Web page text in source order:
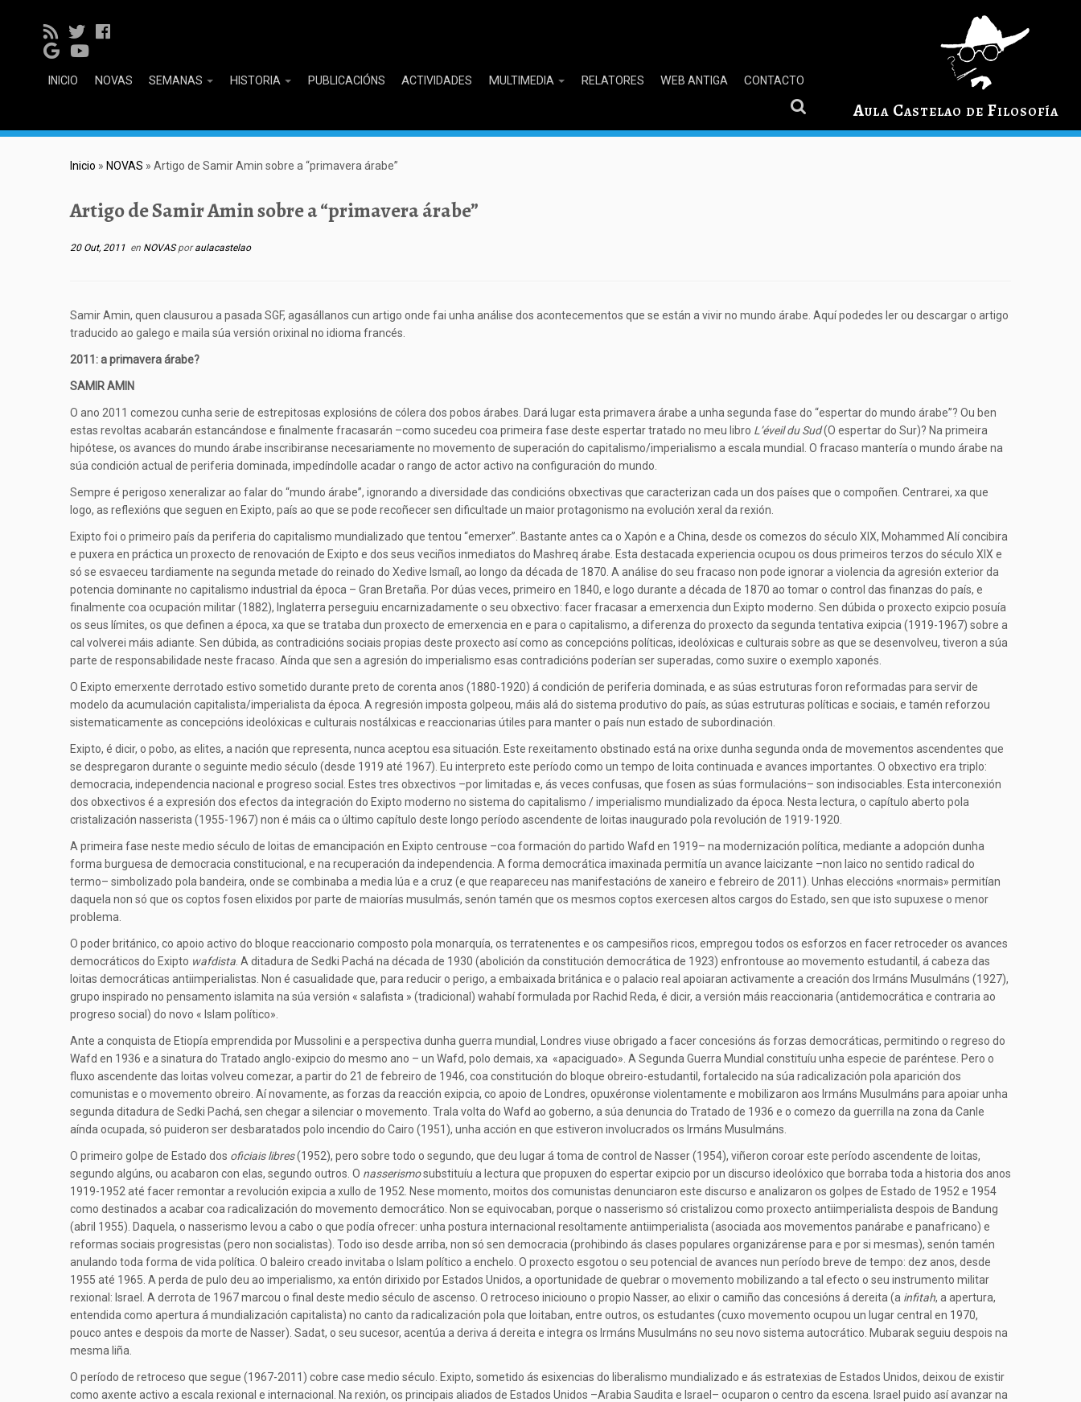
Aula Castelao de Filosofía
INICIO NOVAS SEMANAS HISTORIA PUBLICACIÓNS ACTIVIDADES MULTIMEDIA RELATORES WEB ANTIGA CONTACTO
Inicio » NOVAS » Artigo de Samir Amin sobre a “primavera árabe”
Artigo de Samir Amin sobre a “primavera árabe”
20 Out, 2011 en NOVASporaulacastelao
Samir Amin, quen clausurou a pasada SGF, agasállanos cun artigo onde fai unha análise dos acontecementos que se están a vivir no mundo árabe. Aquí podedes ler ou descargar o artigo
traducido ao galego e maila súa versión orixinal no idioma francés.
2011: a primavera árabe?
SAMIR AMIN
O ano 2011 comezou cunha serie de estrepitosas explosións de cólera dos pobos árabes. Dará lugar esta primavera árabe a unha segunda fase do “espertar do mundo árabe”? Ou ben
estas revoltas acabarán estancándose e finalmente fracasarán –como sucedeu coa primeira fase deste espertar tratado no meu libro L’éveil du Sud(O espertar do Sur)? Na primeira
hipótese, os avances do mundo árabe inscribiranse necesariamente no movemento de superación do capitalismo/imperialismo a escala mundial. O fracaso mantería o mundo árabe na
súa condición actual de periferia dominada, impedíndolle acadar o rango de actor activo na configuración do mundo.
Sempre é perigoso xeneralizar ao falar do “mundo árabe”, ignorando a diversidade das condicións obxectivas que caracterizan cada un dos países que o compoñen. Centrarei, xa que
logo, as reflexións que seguen en Exipto, país ao que se pode recoñecer sen dificultade un maior protagonismo na evolución xeral da rexión.
Exipto foi o primeiro país da periferia do capitalismo mundializado que tentou “emerxer”. Bastante antes ca o Xapón e a China, desde os comezos do século XIX, Mohammed Alí concibira
e puxera en práctica un proxecto de renovación de Exipto e dos seus veciños inmediatos do Mashreq árabe. Esta destacada experiencia ocupou os dous primeiros terzos do século XIX e
só se esvaeceu tardiamente na segunda metade do reinado do Xedive Ismaíl, ao longo da década de 1870. A análise do seu fracaso non pode ignorar a violencia da agresión exterior da
potencia dominante no capitalismo industrial da época – Gran Bretaña. Por dúas veces, primeiro en 1840, e logo durante a década de 1870 ao tomar o control das finanzas do país, e
finalmente coa ocupación militar (1882), Inglaterra perseguiu encarnizadamente o seu obxectivo: facer fracasar a emerxencia dun Exipto moderno. Sen dúbida o proxecto exipcio posuía
os seus límites, os que definen a época, xa que se trataba dun proxecto de emerxencia en e para o capitalismo, a diferenza do proxecto da segunda tentativa exipcia (1919-1967) sobre a
cal volverei máis adiante. Sen dúbida, as contradicións sociais propias deste proxecto así como as concepcións políticas, ideolóxicas e culturais sobre as que se desenvolveu, tiveron a súa
parte de responsabilidade neste fracaso. Aínda que sen a agresión do imperialismo esas contradicións poderían ser superadas, como suxire o exemplo xaponés.
O Exipto emerxente derrotado estivo sometido durante preto de corenta anos (1880-1920) á condición de periferia dominada, e as súas estruturas foron reformadas para servir de
modelo da acumulación capitalista/imperialista da época. A regresión imposta golpeou, máis alá do sistema produtivo do país, as súas estruturas políticas e sociais, e tamén reforzou
sistematicamente as concepcións ideolóxicas e culturais nostálxicas e reaccionarias útiles para manter o país nun estado de subordinación.
Exipto, é dicir, o pobo, as elites, a nación que representa, nunca aceptou esa situación. Este rexeitamento obstinado está na orixe dunha segunda onda de movementos ascendentes que
se despregaron durante o seguinte medio século (desde 1919 até 1967). Eu interpreto este período como un tempo de loita continuada e avances importantes. O obxectivo era triplo:
democracia, independencia nacional e progreso social. Estes tres obxectivos –por limitadas e, ás veces confusas, que fosen as súas formulacións– son indisociables. Esta interconexión
dos obxectivos é a expresión dos efectos da integración do Exipto moderno no sistema do capitalismo / imperialismo mundializado da época. Nesta lectura, o capítulo aberto pola
cristalización nasserista (1955-1967) non é máis ca o último capítulo deste longo período ascendente de loitas inaugurado pola revolución de 1919-1920.
A primeira fase neste medio século de loitas de emancipación en Exipto centrouse –coa formación do partido Wafd en 1919– na modernización política, mediante a adopción dunha
forma burguesa de democracia constitucional, e na recuperación da independencia. A forma democrática imaxinada permitía un avance laicizante –non laico no sentido radical do
termo– simbolizado pola bandeira, onde se combinaba a media lúa e a cruz (e que reapareceu nas manifestacións de xaneiro e febreiro de 2011). Unhas eleccións «normais» permitían
daquela non só que os coptos fosen elixidos por parte de maiorías musulmás, senón tamén que os mesmos coptos exercesen altos cargos do Estado, sen que isto supuxese o menor
problema.
O poder británico, co apoio activo do bloque reaccionario composto pola monarquía, os terratenentes e os campesiños ricos, empregou todos os esforzos en facer retroceder os avances
democráticos do Exipto wafdista . A ditadura de Sedki Pachá na década de 1930 (abolición da constitución democrática de 1923) enfrontouse ao movemento estudantil, á cabeza das
loitas democráticas antiimperialistas. Non é casualidade que, para reducir o perigo, a embaixada británica e o palacio real apoiaran activamente a creación dos Irmáns Musulmáns (1927),
grupo inspirado no pensamento islamita na súa versión « salafista » (tradicional) wahabí formulada por Rachid Reda, é dicir, a versión máis reaccionaria (antidemocrática e contraria ao
progreso social) do novo « Islam político».
Ante a conquista de Etiopía emprendida por Mussolini e a perspectiva dunha guerra mundial, Londres viuse obrigado a facer concesións ás forzas democráticas, permitindo o regreso do
Wafd en 1936 e a sinatura do Tratado anglo-exipcio do mesmo ano – un Wafd, polo demais, xa «apaciguado». A Segunda Guerra Mundial constituíu unha especie de paréntese. Pero o
fluxo ascendente das loitas volveu comezar, a partir do 21 de febreiro de 1946, coa constitución do bloque obreiro-estudantil, fortalecido na súa radicalización pola aparición dos
comunistas e o movemento obreiro. Aí novamente, as forzas da reacción exipcia, co apoio de Londres, opuxéronse violentamente e mobilizaron aos Irmáns Musulmáns para apoiar unha
segunda ditadura de Sedki Pachá, sen chegar a silenciar o movemento. Trala volta do Wafd ao goberno, a súa denuncia do Tratado de 1936 e o comezo da guerrilla na zona da Canle
aínda ocupada, só puideron ser desbaratados polo incendio do Cairo (1951), unha acción en que estiveron involucrados os Irmáns Musulmáns.
O primeiro golpe de Estado dos oficiais libres(1952), pero sobre todo o segundo, que deu lugar á toma de control de Nasser (1954), viñeron coroar este período ascendente de loitas,
segundo algúns, ou acabaron con elas, segundo outros. O nasserismosubstituíu a lectura que propuxen do espertar exipcio por un discurso ideolóxico que borraba toda a historia dos anos
1919-1952 até facer remontar a revolución exipcia a xullo de 1952. Nese momento, moitos dos comunistas denunciaron este discurso e analizaron os golpes de Estado de 1952 e 1954
como destinados a acabar coa radicalización do movemento democrático. Non se equivocaban, porque o nasserismo só cristalizou como proxecto antiimperialista despois de Bandung
(abril 1955). Daquela, o nasserismo levou a cabo o que podía ofrecer: unha postura internacional resoltamente antiimperialista (asociada aos movementos panárabe e panafricano) e
reformas sociais progresistas (pero non socialistas). Todo iso desde arriba, non só sen democracia (prohibindo ás clases populares organizárense para e por si mesmas), senón tamén
anulando toda forma de vida política. O baleiro creado invitaba o Islam político a enchelo. O proxecto esgotou o seu potencial de avances nun período breve de tempo: dez anos, desde
1955 até 1965. A perda de pulo deu ao imperialismo, xa entón dirixido por Estados Unidos, a oportunidade de quebrar o movemento mobilizando a tal efecto o seu instrumento militar
rexional: Israel. A derrota de 1967 marcou o final deste medio século de ascenso. O retroceso iniciouno o propio Nasser, ao elixir o camiño das concesións á dereita (a infitah, a apertura,
entendida como apertura á mundialización capitalista) no canto da radicalización pola que loitaban, entre outros, os estudantes (cuxo movemento ocupou un lugar central en 1970,
pouco antes e despois da morte de Nasser). Sadat, o seu sucesor, acentúa a deriva á dereita e integra os Irmáns Musulmáns no seu novo sistema autocrático. Mubarak seguiu despois na
mesma liña.
O período de retroceso que segue (1967-2011) cobre case medio século. Exipto, sometido ás esixencias do liberalismo mundializado e ás estratexias de Estados Unidos, deixou de existir
como axente activo a escala rexional e internacional. Na rexión, os principais aliados de Estados Unidos –Arabia Saudita e Israel– ocuparon o centro da escena. Israel puido así avanzar na